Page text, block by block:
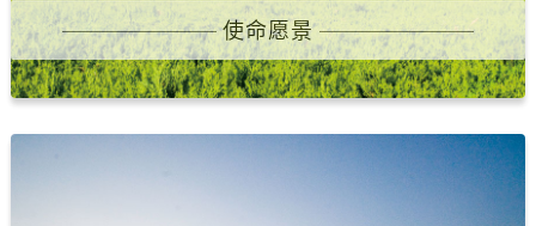
使命愿景